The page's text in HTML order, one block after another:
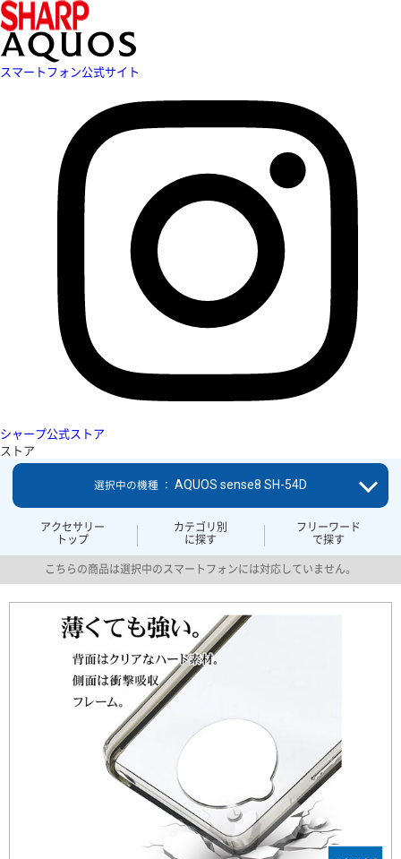
スマートフォン公式サイト
シャープ公式ストア
ストア
アクセサリー
トップ
カテゴリ別
に探す
フリーワード
で探す
選択中の機種 ： AQUOS sense8 SH-54D
こちらの商品は選択中のスマートフォンには対応していません。